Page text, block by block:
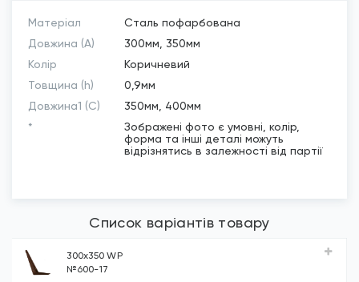
Матеріал
Сталь пофарбована
Довжина (A)
300мм, 350мм
Колір
Коричневий
Товщина (h)
0,9мм
Довжина1 (C)
350мм, 400мм
*
Зображені фото є умовні, колір,
форма та інші деталі можуть
відрізнятись в залежності від партії
Список варіантів товару
300х350 WP
№600-17